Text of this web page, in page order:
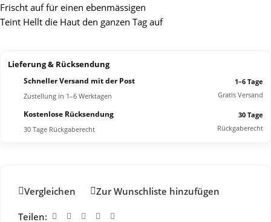
Frischt auf für einen ebenmässigen
Teint Hellt die Haut den ganzen Tag auf
Lieferung & Rücksendung
Schneller Versand mit der Post
Zustellung in 1–6 Werktagen
1–6 Tage
Gratis Versand
Kostenlose Rücksendung
30 Tage Rückgaberecht
30 Tage
Rückgaberecht
Vergleichen Zur Wunschliste hinzufügen
Teilen: